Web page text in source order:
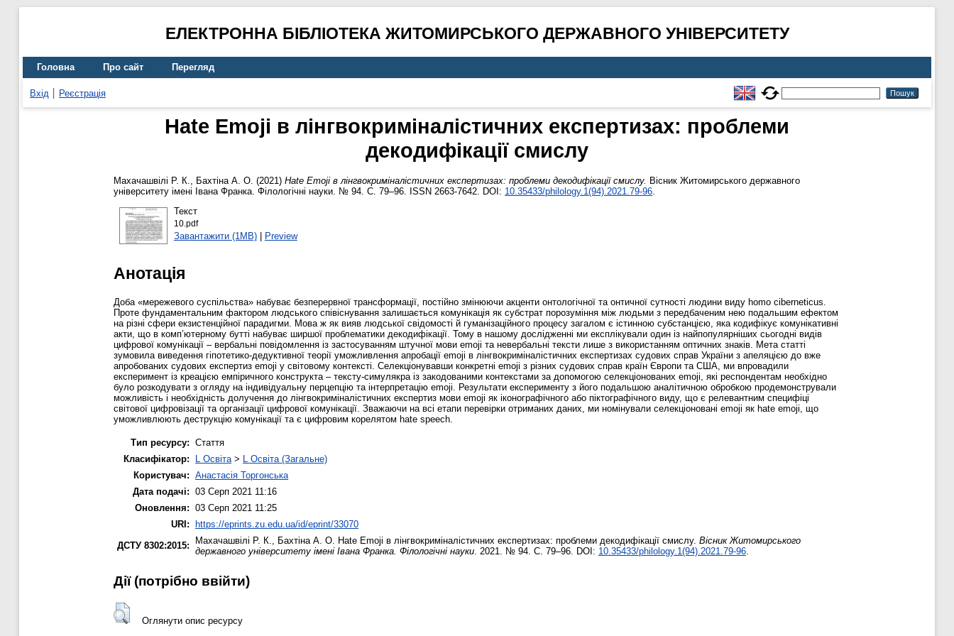
ЕЛЕКТРОННА БІБЛІОТЕКА ЖИТОМИРСЬКОГО ДЕРЖАВНОГО УНІВЕРСИТЕТУ
Головна Про сайт Перегляд
Вхід Реєстрація
Hate Еmoji в лінгвокриміналістичних експертизах: проблеми
декодифікації смислу
Махачашвілі Р. К., Бахтіна А. О. (2021) Hate Еmoji в лінгвокриміналістичних експертизах: проблеми декодифікації смислу. Вісник Житомирського державного
університету імені Івана Франка. Філологічні науки. № 94. С. 79–96. ISSN 2663-7642. DOI: 10.35433/philology.1(94).2021.79-96.
Текст
10.pdf
Завантажити (1MB)| Preview
Анотація
Доба «мережевого суспільства» набуває безперервної трансформації, постійно змінюючи акценти онтологічної та онтичної сутності людини виду homo ciberneticus.
Проте фундаментальним фактором людського співіснування залишається комунікація як субстрат порозуміння між людьми з передбаченим нею подальшим ефектом
на різні сфери екзистенційної парадигми. Мова ж як вияв людської свідомості й гуманізаційного процесу загалом є істинною субстанцією, яка кодифікує комунікативні
акти, що в комп’ютерному бутті набуває ширшої проблематики декодифікації. Тому в нашому дослідженні ми експлікували один із найпопулярніших сьогодні видів
цифрової комунікації – вербальні повідомлення із застосуванням штучної мови emoji та невербальні тексти лише з використанням оптичних знаків. Мета статті
зумовила виведення гіпотетико-дедуктивної теорії уможливлення апробації emoji в лінгвокриміналістичних експертизах судових справ України з апеляцією до вже
апробованих судових експертиз emoji у світовому контексті. Селекціонувавши конкретні emoji з різних судових справ країн Європи та США, ми впровадили
експеримент із креацією емпіричного конструкта – тексту-симулякра із закодованими контекстами за допомогою селекціонованих emoji, які респондентам необхідно
було розкодувати з огляду на індивідуальну перцепцію та інтерпретацію emoji. Результати експерименту з його подальшою аналітичною обробкою продемонстрували
можливість і необхідність долучення до лінгвокриміналістичних експертиз мови emoji як іконографічного або піктографічного виду, що є релевантним специфіці
світової цифровізації та організації цифрової комунікації. Зважаючи на всі етапи перевірки отриманих даних, ми номінували селекціоновані emoji як hate emoji, що
уможливлюють деструкцію комунікації та є цифровим корелятом hate speech.
Тип ресурсу: Стаття
Класифікатор:
L Освіта > L Освіта (Загальне)
Користувач: Анастасія Торгонська
Дата подачі: 03 Серп 2021 11:16
Оновлення: 03 Серп 2021 11:25
URI: https://eprints.zu.edu.ua/id/eprint/33070
ДСТУ 8302:2015:
Махачашвілі Р. К. Бахтіна А. О. Hate Еmoji в лінгвокриміналістичних експертизах: проблеми декодифікації смислу. Вісник Житомирського
державного університету імені Івана Франка. Філологічні науки . 2021. № 94. С. 79–96. DOI: 10.35433/philology.1(94).2021.79-96
Дії ​​(потрібно ввійти)
Оглянути опис ресурсу